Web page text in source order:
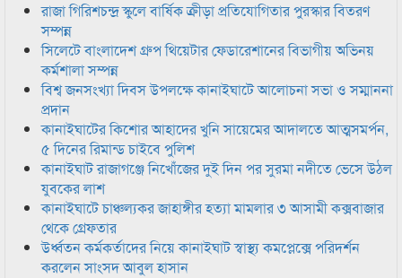
রাজা গিরিশচন্দ্র স্কুলে বার্ষিক ক্রীড়া প্রতিযোগিতার পুরস্কার বিতরণ
সম্পন্ন
সিলেটে বাংলাদেশ গ্রুপ থিয়েটার ফেডারেশানের বিভাগীয় অভিনয়
কর্মশালা সম্পন্ন
বিশ্ব জনসংখ্যা দিবস উপলক্ষে কানাইঘাটে আলোচনা সভা ও সম্মাননা
প্রদান
কানাইঘাটের কিশোর আহাদের খুনি সায়েমের আদালতে আত্মসমর্পন,
৫ দিনের রিমান্ড চাইবে পুলিশ
কানাইঘাট রাজাগঞ্জে নিখোঁজের দুই দিন পর সুরমা নদীতে ভেসে উঠল
যুবকের লাশ
কানাইঘাটে চাঞ্চল্যকর জাহাঙ্গীর হত্যা মামলার ৩ আসামী কক্সবাজার
থেকে গ্রেফতার
উর্ধ্বতন কর্মকর্তাদের নিয়ে কানাইঘাট স্বাস্থ্য কমপ্লেক্সে পরিদর্শন
করলেন সাংসদ আবুল হাসান